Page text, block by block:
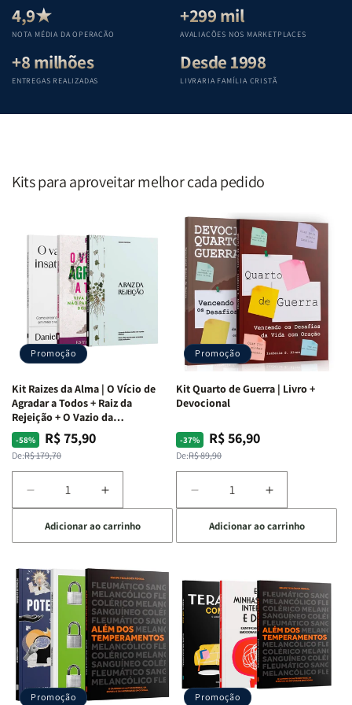
Teológica
Penkal
Penkal
Teológica
Penkal
4,9★
NOTA MÉDIA DA OPERAÇÃO
+299 mil
AVALIAÇÕES NOS MARKETPLACES
+8 milhões
ENTREGAS REALIZADAS
Desde 1998
LIVRARIA FAMÍLIA CRISTÃ
Kits para aproveitar melhor cada pedido
Promoção
Kit Raizes da Alma | O Vício de
Agradar a Todos + Raiz da
Rejeição + O Vazio da
Insatisfação.
-58%
Preço
normal
De:R$ 179,70
Preço
promocional
R$ 75,90
Diminuir
a
quantidade
de
Raizes
da
Alma
|
O
Vício
Agradar
Aumentar
a
quantidade
de
Raizes
da
Alma
|
O
Vício
de
Agradar
Adicionar ao carrinho
Promoção
Kit Quarto de Guerra | Livro +
Devocional
-37%
Preço
normal
De:R$ 89,90
Preço
promocional
R$ 56,90
Diminuir
a
quantidade
de
Quarto
de
Guerra
Livro
+
Devocional
Aumentar
a
quantidade
de
Quarto
de
Guerra
|
Livro
+
Devocional
Adicionar ao carrinho
Promoção Promoção